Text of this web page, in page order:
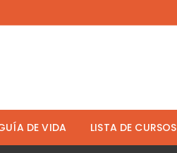
DE VIDA LISTA DE CURSOS